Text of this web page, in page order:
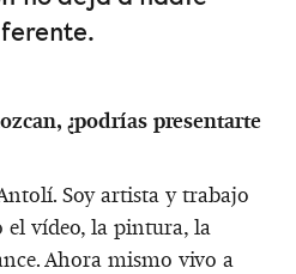
¿podrías presentarte
Soy artista y trabajo
el vídeo, la pintura, la
Ahora mismo vivo a